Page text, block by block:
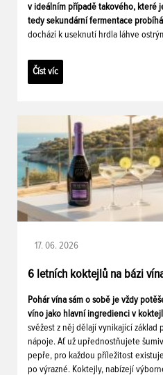
v ideálním případě takového, které
tedy sekundární fermentace
dochází k useknutí hrdla láhve
Číst víc
17. 06. 2026
6 letních koktejlů na bázi
Pohár vína sám o sobě je vždy
víno jako hlavní ingredienci v
svěžest z něj dělají vynikající základ
nápoje. Ať už upřednostňujete
pepře, pro každou příležitost
po výrazné. Koktejly, nabízejí